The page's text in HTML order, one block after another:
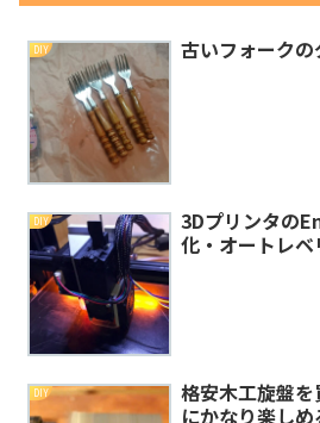
DIY 古いフォーク
DIY
3Dプリンタの
化・オートレ
DIY
格安木工旋盤
にかなり楽しめ